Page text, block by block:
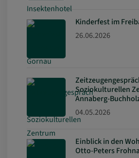
Kinderfest im
26.06.2026
Soziokulturellen
Annaberg-
04.05.2026
Einblick in den
Otto-Peters